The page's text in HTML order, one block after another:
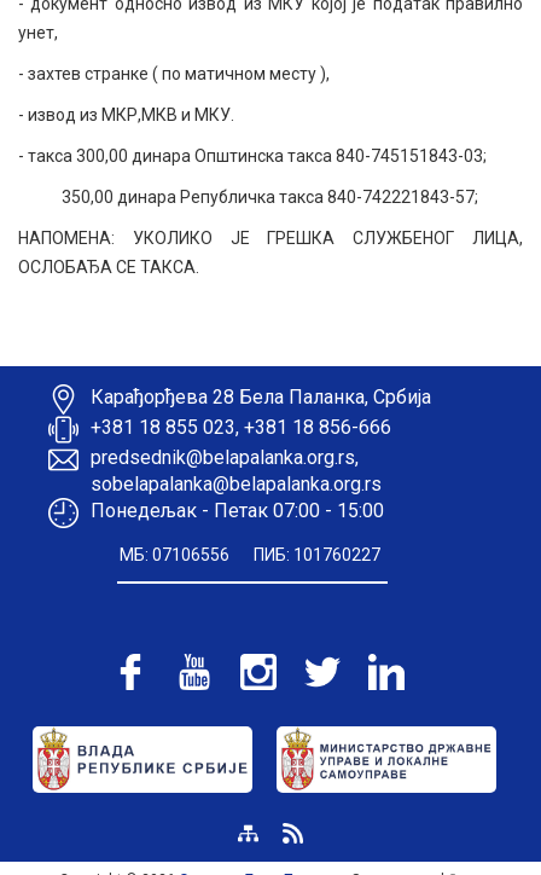
унет,
- захтев странке ( по матичном месту ),
- извод из МКР,МКВ и МКУ.
- такса 300,00 динара Општинска такса 840-745151843-03;
350,00 динара Републичка такса 840-742221843-57;
НАПОМЕНА: УКОЛИКО ЈЕ ГРЕШКА СЛУЖБЕНОГ ЛИЦА,
ОСЛОБАЂА СЕ ТАКСА.
Карађорђева 28 Бела Паланка, Србија
+381 18 855 023, +381 18 856-666
predsednik@belapalanka.org.rs,
sobelapalanka@belapalanka.org.rs
Понедељак - Петак 07:00 - 15:00
МБ: 07106556 ПИБ: 101760227